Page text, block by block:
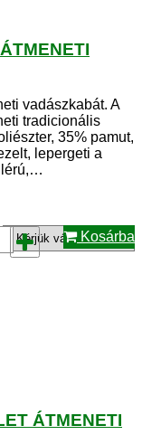
vadászkabát. A
tradicionális
35% pamut,
lepergeti a
Kosárba
ÁTMENETI